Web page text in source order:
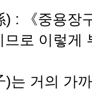
) : 《중용장
로 이렇게
)는 거의 가